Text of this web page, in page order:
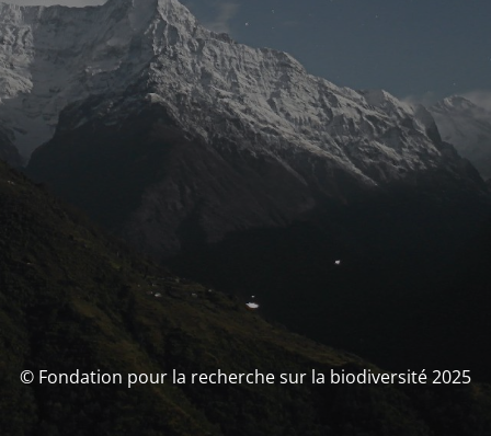
© Fondation pour la recherche sur la biodiversité 2025